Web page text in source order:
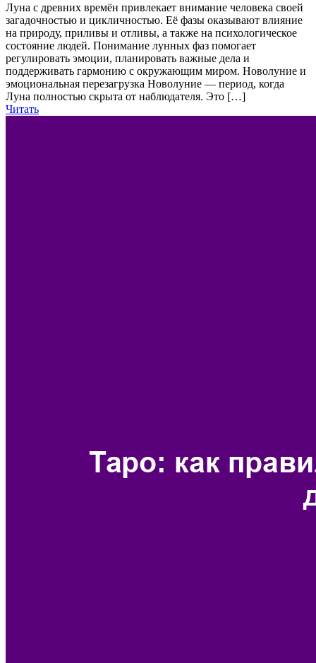
Луна с древних времён привлекает внимание человека своей
загадочностью и цикличностью. Её фазы оказывают влияние
на природу, приливы и отливы, а также на психологическое
состояние людей. Понимание лунных фаз помогает
регулировать эмоции, планировать важные дела и
поддерживать гармонию с окружающим миром. Новолуние и
эмоциональная перезагрузка Новолуние — период, когда
Луна полностью скрыта от наблюдателя. Это […]
Читать